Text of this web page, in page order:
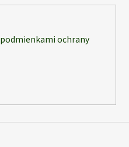
podmienkami ochrany